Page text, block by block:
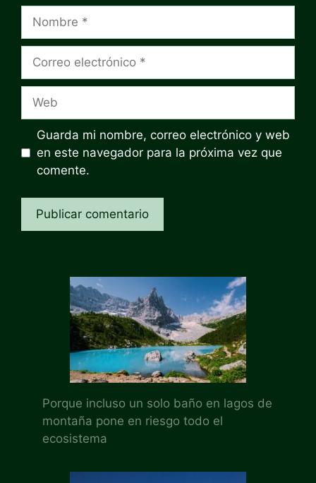
Nombre
Correo
Web
Guarda mi nombre, correo electrónico y web
en este navegador para la próxima vez que
comente.
Porque incluso un solo baño en lagos de
montaña pone en riesgo todo el
ecosistema